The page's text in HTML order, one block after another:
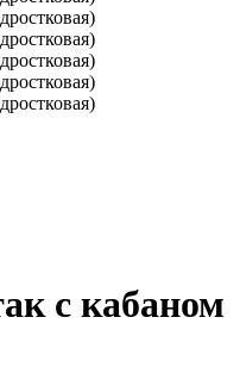
с кабаном